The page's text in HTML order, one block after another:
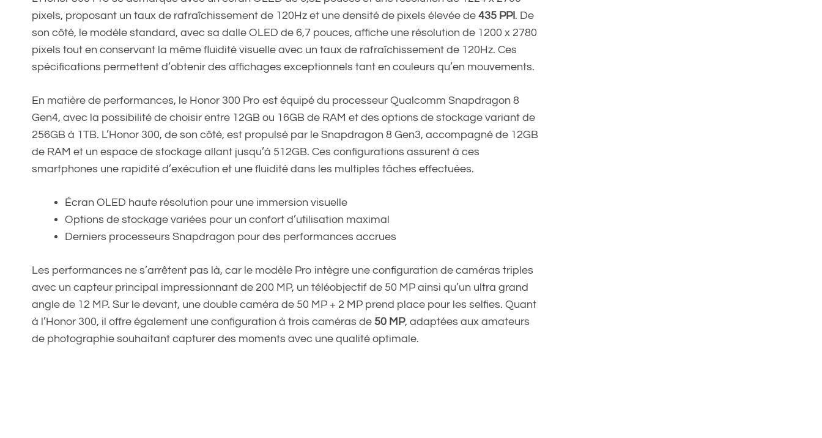
pixels, proposant un taux de rafraîchissement de 120Hz et une densité de pixels élevée de 435 PPI. De
son côté, le modèle standard, avec sa dalle OLED de 6,7 pouces, affiche une résolution de 1200 x 2780
pixels tout en conservant la même fluidité visuelle avec un taux de rafraîchissement de 120Hz. Ces
spécifications permettent d’obtenir des affichages exceptionnels tant en couleurs qu’en mouvements.
En matière de performances, le Honor 300 Pro est équipé du processeur Qualcomm Snapdragon 8
Gen4, avec la possibilité de choisir entre 12GB ou 16GB de RAM et des options de stockage variant de
256GB à 1TB. L’Honor 300, de son côté, est propulsé par le Snapdragon 8 Gen3, accompagné de 12GB
de RAM et un espace de stockage allant jusqu’à 512GB. Ces configurations assurent à ces
smartphones une rapidité d’exécution et une fluidité dans les multiples tâches effectuées.
Écran OLED haute résolution pour une immersion visuelle
Options de stockage variées pour un confort d’utilisation maximal
Derniers processeurs Snapdragon pour des performances accrues
Les performances ne s’arrêtent pas là, car le modèle Pro intègre une configuration de caméras triples
avec un capteur principal impressionnant de 200 MP, un téléobjectif de 50 MP ainsi qu’un ultra grand
angle de 12 MP. Sur le devant, une double caméra de 50 MP + 2 MP prend place pour les selfies. Quant
à l’Honor 300, il offre également une configuration à trois caméras de 50 MP, adaptées aux amateurs
de photographie souhaitant capturer des moments avec une qualité optimale.